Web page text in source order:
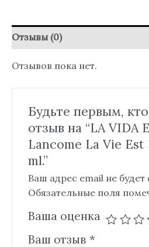
Отзывы (0)
Отзывов пока нет.
Будьте первым,
отзыв на “LA VIDA
Lancome La Vie Est
ml.”
Ваш адрес email не будет
Обязательные поля
Ваша оценка
Ваш отзыв *